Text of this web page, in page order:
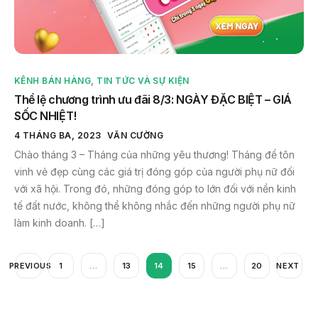
KÊNH BÁN HÀNG TIN TỨC VÀ SỰ KIỆN
Thể lệ chương trình ưu đãi 8/3: NGÀY ĐẶC BIỆT – GIÁ
SỐC NHIỆT!
4 THÁNG BA, 2023 VĂN CƯỜNG
Chào tháng 3 – Tháng của những yêu thương! Tháng để tôn
vinh vẻ đẹp cùng các giá trị đóng góp của người phụ nữ đối
với xã hội. Trong đó, những đóng góp to lớn đối với nền kinh
tế đất nước, không thể không nhắc đến những người phụ nữ
làm kinh doanh. […]
PREVIOUS 1 13 14 15 20 NEXT